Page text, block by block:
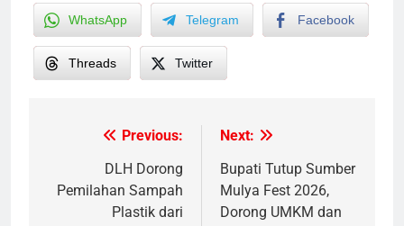
WhatsApp Telegram Facebook
Threads Twitter
navigation
Previous:
DLH Dorong
Pemilahan Sampah
Plastik dari
Next:
Bupati Tutup Sumber
Mulya Fest 2026,
Dorong UMKM dan